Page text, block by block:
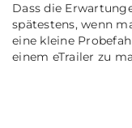
Dass die
spätestens, wenn
eine kleine
einem eTrailer zu